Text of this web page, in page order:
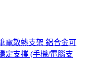
電散熱支架 鋁合金可
定支撐 (手機/電腦支